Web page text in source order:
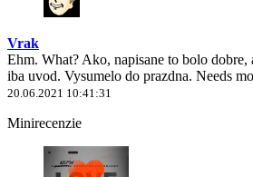
Vrak
Ehm. What? Ako, napisane to bolo dobre,
iba uvod. Vysumelo do prazdna. Needs
20.06.2021 10:41:31
Minirecenzie